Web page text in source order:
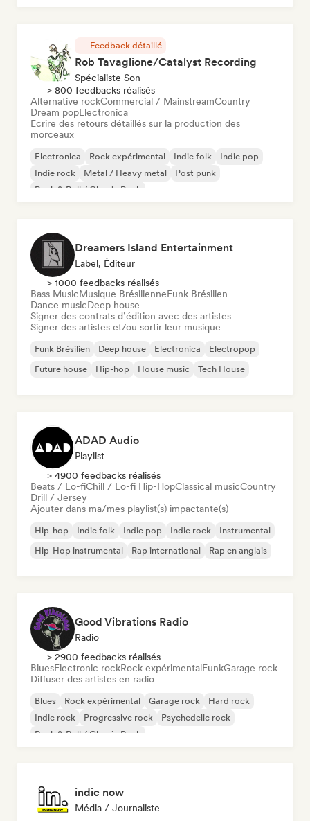
Feedback détaillé
Rob Tavaglione/Catalyst Recording
Spécialiste Son
> 800 feedbacks réalisés
Alternative rockCommercial / MainstreamCountry
Dream popElectronica
Ecrire des retours détaillés sur la production des
morceaux
Electronica Rock expérimental Indie folk
Indie pop
Indie rock
Metal / Heavy metal
Post punk
Rock & Roll / Classic Rock
Dreamers Island Entertainment
Label, Éditeur
> 1000 feedbacks réalisés
Bass MusicMusique BrésilienneFunk Brésilien
Dance musicDeep house
Signer des contrats d’édition avec des artistes
Signer des artistes et/ou sortir leur musique
Funk Brésilien Deep house Electronica
Electropop
Future house
Hip-hop House music Tech House
ADAD Audio
Playlist
> 4900 feedbacks réalisés
Beats / Lo-fiChill / Lo-fi Hip-HopClassical musicCountry
Drill / Jersey
Ajouter dans ma/mes playlist(s) impactante(s)
Hip-hop Indie folk Indie pop Indie rock
Instrumental
Hip-Hop instrumental
Rap international Rap en anglais
Good Vibrations Radio
Radio
> 2900 feedbacks réalisés
BluesElectronic rockRock expérimentalFunkGarage rock
Diffuser des artistes en radio
Blues Rock expérimental Garage rock
Hard rock
Indie rock
Progressive rock
Psychedelic rock
Rock & Roll / Classic Rock
indie now
Média / Journaliste